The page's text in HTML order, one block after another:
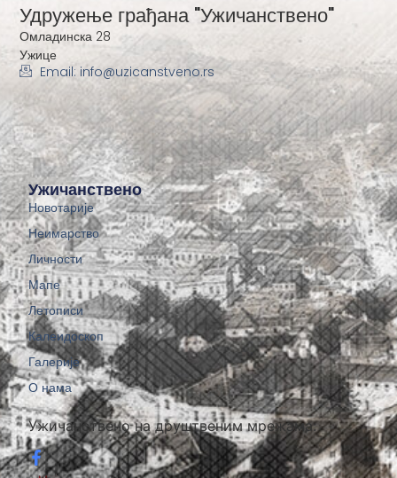
Ужичанствено на друштвеним мрежама:
Ужичанствено
Новотарије
Неимарство
Личности
Мапе
Летописи
Калеидоскоп
Галерије
О нама
Удружење грађана "Ужичанствено"
Омладинска 28
Ужице
Email: info@uzicanstveno.rs